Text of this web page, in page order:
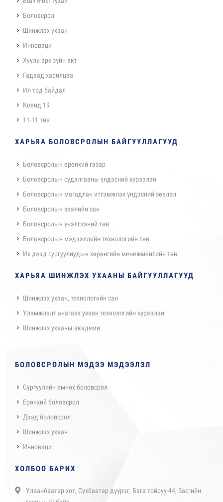
Боловсрол
Шинжлэх ухаан
Инноваци
Хууль эрх зүйн акт
Гадаад харилцаа
Ил тод байдал
Ковид 19
11-11 төв
ХАРЬЯА БОЛОВСРОЛЫН БАЙГУУЛЛАГУУД
Боловсролын ерөнхий газар
Боловсролын судалгааны үндэсний хүрээлэн
Боловсролын магадлан итгэмжлэх үндэсний зөвлөл
Боловсролын зээлийн сан
Боловсролын үнэлгээний төв
Боловсролын мэдээллийн технологийн төв
Их дээд сургуулиудын хөрөнгийн менежментийн төв
ХАРЬЯА ШИНЖЛЭХ УХААНЫ БАЙГУУЛЛАГУУД
Шинжлэх ухаан, технологийн сан
Уламжлалт анагаах ухаан технологийн хүрээлэн
Шинжлэх ухааны академи
БОЛОВСРОЛЫН МЭДЭЭ МЭДЭЭЛЭЛ
Сургуулийн өмнөх боловсрол
Ерөнхий боловсрол
Дээд боловсрол
Шинжлэх ухаан
Инноваци
ХОЛБОО БАРИХ
Улаанбаатар хот, Сүхбаатар дүүрэг, Бага тойруу-44, Засгийн